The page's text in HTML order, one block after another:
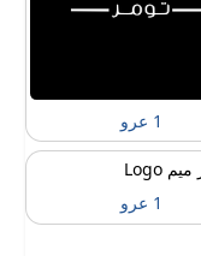
1 عرو
1 عرو